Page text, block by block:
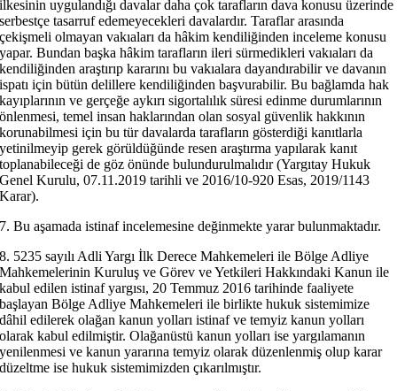
ilkesinin uygulandığı davalar daha çok tarafların dava konusu üzerinde
serbestçe tasarruf edemeyecekleri davalardır. Taraflar arasında
çekişmeli olmayan vakıaları da hâkim kendiliğinden inceleme konusu
yapar. Bundan başka hâkim tarafların ileri sürmedikleri vakıaları da
kendiliğinden araştırıp kararını bu vakıalara dayandırabilir ve davanın
ispatı için bütün delillere kendiliğinden başvurabilir. Bu bağlamda hak
kayıplarının ve gerçeğe aykırı sigortalılık süresi edinme durumlarının
önlenmesi, temel insan haklarından olan sosyal güvenlik hakkının
korunabilmesi için bu tür davalarda tarafların gösterdiği kanıtlarla
yetinilmeyip gerek görüldüğünde resen araştırma yapılarak kanıt
toplanabileceği de göz önünde bulundurulmalıdır (Yargıtay Hukuk
Genel Kurulu, 07.11.2019 tarihli ve 2016/10-920 Esas, 2019/1143
Karar).
7. Bu aşamada istinaf incelemesine değinmekte yarar bulunmaktadır.
8. 5235 sayılı Adli Yargı İlk Derece Mahkemeleri ile Bölge Adliye
Mahkemelerinin Kuruluş ve Görev ve Yetkileri Hakkındaki Kanun ile
kabul edilen istinaf yargısı, 20 Temmuz 2016 tarihinde faaliyete
başlayan Bölge Adliye Mahkemeleri ile birlikte hukuk sistemimize
dâhil edilerek olağan kanun yolları istinaf ve temyiz kanun yolları
olarak kabul edilmiştir. Olağanüstü kanun yolları ise yargılamanın
yenilenmesi ve kanun yararına temyiz olarak düzenlenmiş olup karar
düzeltme ise hukuk sistemimizden çıkarılmıştır.